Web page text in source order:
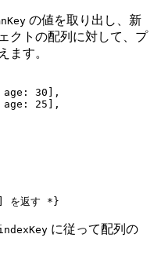
の値を取り出し、新
クトの配列に対して、プ
ます。
に従って配列の